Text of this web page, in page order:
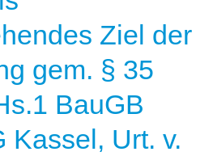
Ziel der
gem. § 35
BauGB
Kassel, Urt. v.